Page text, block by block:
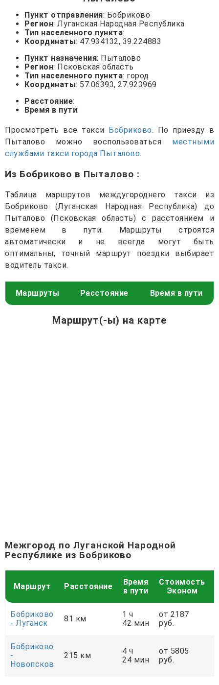
Пункт отправления: Бобриково
Регион: Луганская Народная Республика
Тип населенного пункта:
Координаты: 47.934132, 39.224883
Пункт назначения: Пыталово
Регион: Псковская область
Тип населенного пункта: город
Координаты: 57.06393, 27.923969
Расстояние:
Время в пути:
Просмотреть все такси Бобриково. По приезду в
Пыталово можно воспользоваться местными
службами такси города Пыталово.
Из Бобриково в Пыталово :
Таблица маршрутов междугороднего такси из
Бобриково (Луганская Народная Республика) до
Пыталово (Псковская область) с расстоянием и
временем в пути. Маршруты строятся
автоматически и не всегда могут быть
оптимальны, точный маршрут поездки выбирает
водитель такси.
Маршруты Расстояние Время в пути
Маршрут(-ы) на карте
Межгород по Луганской Народной
Республике из Бобриково
Маршрут Расстояние
Время
в пути
Стоимость
Эконом
Бобриково
- Луганск
81 км
1 ч
42 мин
от 2187
руб.
Бобриково
-
Новопсков
215 км
4 ч
24 мин
от 5805
руб.